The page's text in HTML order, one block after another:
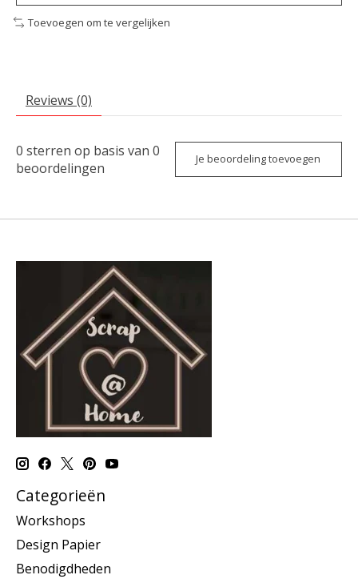
Toevoegen om te vergelijken
Reviews (0)
0 sterren op basis van 0
beoordelingen
Je beoordeling toevoegen
Categorieën
Workshops
Design Papier
Benodigdheden